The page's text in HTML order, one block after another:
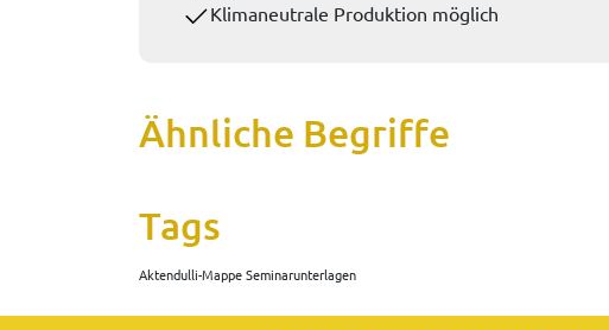
Klimaneutrale Produktion möglich
Ähnliche Begriffe
Tags
Aktendulli-Mappe Seminarunterlagen